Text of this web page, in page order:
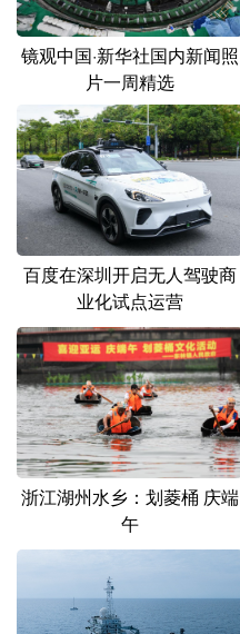
Русский язык
Deutsch Português
镜观中国·新华社国内新闻照
片一周精选
百度在深圳开启无人驾驶商
业化试点运营
浙江湖州水乡：划菱桶 庆端
午